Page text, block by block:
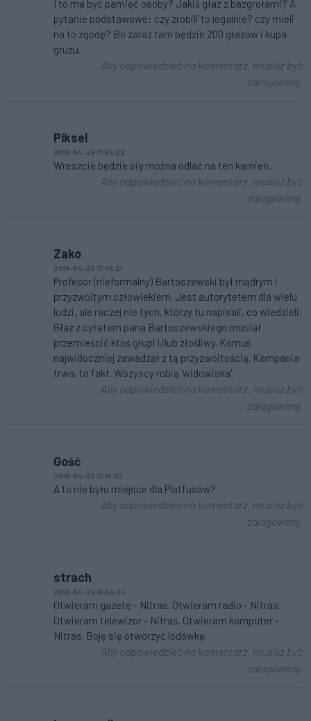
I to ma być pamięć osoby? Jakiś głaz z bazgrołami? A
pytanie podstawowe: czy zrobili to legalnie? czy mieli
na to zgodę? Bo zaraz tam będzie 200 głazów i kupa
gruzu.
Aby odpowiedzieć na komentarz, musisz być
zalogowany.
Piksel
2018-04-25 17:50:22
Wreszcie będzie się można odlać na ten kamień...
Aby odpowiedzieć na komentarz, musisz być
zalogowany.
Zako
2018-04-25 17:45:21
Profesor (nieformalny) Bartoszewski był mądrym i
przyzwoitym człowiekiem. Jest autorytetem dla wielu
ludzi, ale raczej nie tych, którzy tu napisali, co wiedzieli.
Głaz z cytatem pana Bartoszewskiego musiał
przemieścić ktoś głupi i/lub złośliwy. Komuś
najwidoczniej zawadzał z tą przyzwoitością. Kampania
trwa, to fakt. Wszyscy robią 'widowiska'.
Aby odpowiedzieć na komentarz, musisz być
zalogowany.
Gość
2018-04-25 17:14:02
A to nie było miejsce dla Platfusów?
Aby odpowiedzieć na komentarz, musisz być
zalogowany.
strach
2018-04-25 16:56:24
Otwieram gazetę - Nitras. Otwieram radio - Nitras.
Otwieram telewizor - Nitras. Otwieram komputer -
Nitras. Boję się otworzyć lodówkę.
Aby odpowiedzieć na komentarz, musisz być
zalogowany.